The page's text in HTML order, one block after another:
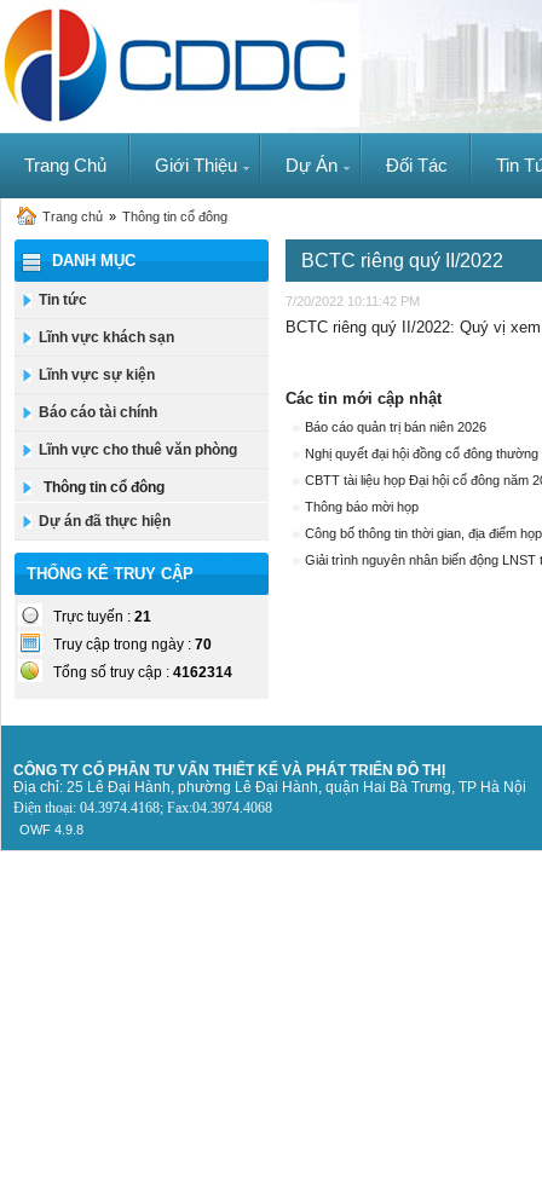
Trang Chủ Giới Thiệu Dự Án Đối Tác Tin
Trang chủ » Thông tin cổ đông
DANH MỤC
Tin tức
Lĩnh vực khách sạn
Lĩnh vực sự kiện
Báo cáo tài chính
Lĩnh vực cho thuê văn phòng
Thông tin cổ đông
Dự án đã thực hiện
THỐNG KÊ TRUY CẬP
Trực tuyến : 21
Truy cập trong ngày : 70
Tổng số truy cập : 4162314
BCTC riêng quý II/2022
7/20/2022 10:11:42 PM
BCTC riêng quý II/2022: Quý vị
Các tin mới cập nhật
Báo cáo quản trị bán niên 2026
Nghị quyết đại hội đồng cổ đông thường
CBTT tài liệu họp Đại hội cổ đông năm
Thông báo mời họp
Công bố thông tin thời gian, địa điểm
Giải trình nguyên nhân biến động
CÔNG TY CỔ PHẦN TƯ VẤN THIẾT KẾ VÀ PHÁT TRIỂN ĐÔ THỊ
Địa chỉ: 25 Lê Đại Hành, phường Lê Đại Hành, quận Hai Bà Trưng, TP Hà Nội
Điện thoại: 04.3974.4168; Fax:04.3974.4068
OWF 4.9.8